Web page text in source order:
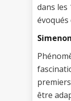
dans les
être